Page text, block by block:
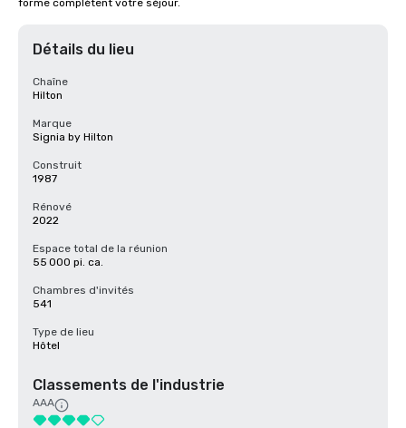
forme complètent votre séjour.
Détails du lieu
Chaîne
Hilton
Marque
Signia by Hilton
Construit
1987
Rénové
2022
Espace total de la réunion
55 000 pi. ca.
Chambres d'invités
541
Type de lieu
Hôtel
Classements de l'industrie
AAA